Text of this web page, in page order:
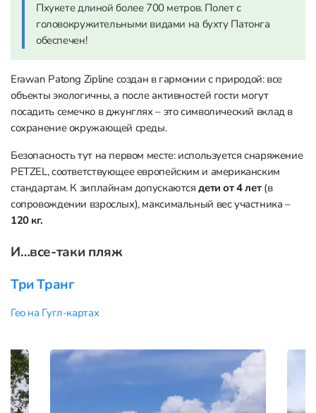
Пхукете длиной более 700 метров. Полет с
головокружительными видами на бухту Патонга
обеспечен!
Erawan Patong Zipline создан в гармонии с природой: все
объекты экологичны, а после активностей гости могут
посадить семечко в джунглях – это символический вклад в
сохранение окружающей среды.
Безопасность тут на первом месте: используется снаряжение
PETZEL, соответствующее европейским и американским
стандартам. К зиплайнам допускаютсядети от 4 лет(в
сопровождении взрослых), максимальный вес участника –
120 кг.
И…все-таки пляж
Три Транг
Гео на Гугл-картах